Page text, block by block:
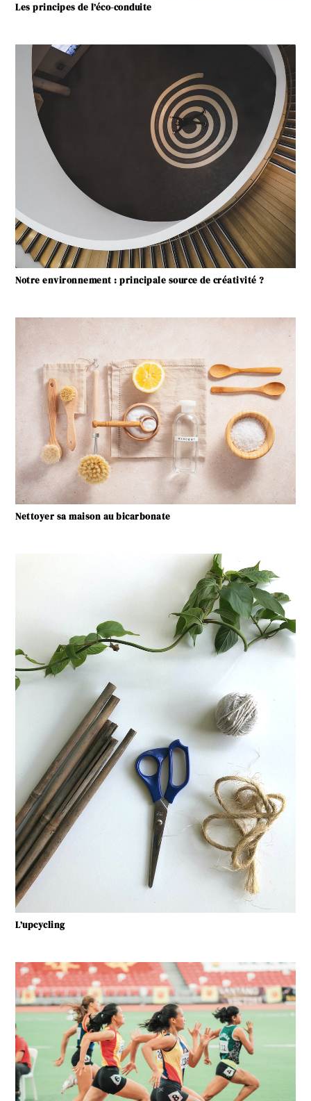
Les principes de l’éco-conduite
Notre environnement : principale source de créativité ?
Nettoyer sa maison au bicarbonate
L’upcycling